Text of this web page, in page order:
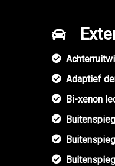
Adaptief
Bi-xenon